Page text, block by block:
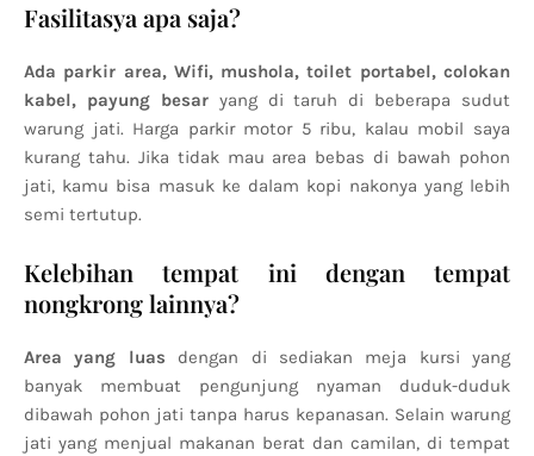
Fasilitasya apa saja?
Ada parkir area, Wifi, mushola, toilet portabel, colokan
kabel, payung besaryang di taruh di beberapa sudut
warung jati. Harga parkir motor 5 ribu, kalau mobil saya
kurang tahu. Jika tidak mau area bebas di bawah pohon
jati, kamu bisa masuk ke dalam kopi nakonya yang lebih
semi tertutup.
Kelebihan tempat ini dengan tempat
nongkrong lainnya?
Area yang luas dengan di sediakan meja kursi yang
banyak membuat pengunjung nyaman duduk-duduk
dibawah pohon jati tanpa harus kepanasan. Selain warung
jati yang menjual makanan berat dan camilan, di tempat